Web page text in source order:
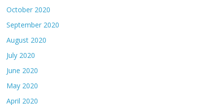
October 2020
September 2020
August 2020
July 2020
June 2020
May 2020
April 2020